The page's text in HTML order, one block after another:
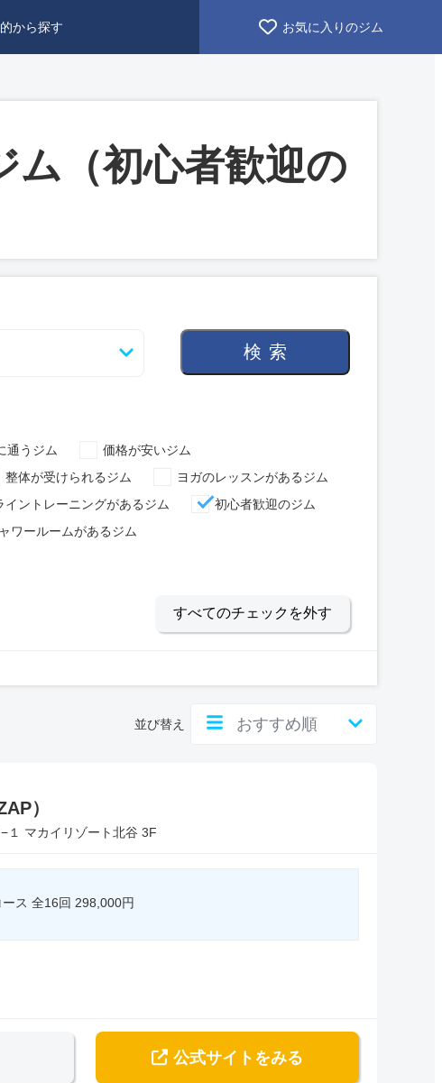
から探す お気に入りのジム
ム（初心者歓迎の
検索
通うジム
価格が安いジム
整体が受けられるジム
ヨガのレッスンがあるジム
イントレーニングがあるジム
初心者歓迎のジム
ワールームがあるジム
すべてのチェックを外す
並び替え
）
１ マカイリゾート北谷 3F
ス 全16回 298,000円
公式サイト をみる